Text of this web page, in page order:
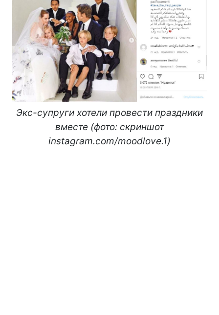
Экс-супруги хотели провести праздники
вместе (фото: скриншот
instagram.com/moodlove.1)